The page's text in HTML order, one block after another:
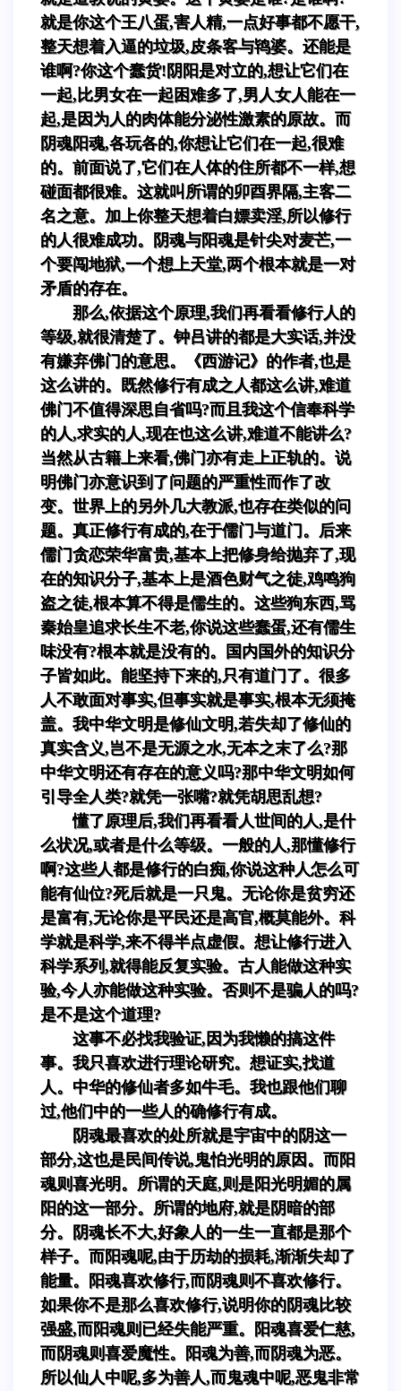
就是你这个王八蛋,害人精,一点好事都不愿干,
整天想着入逼的垃圾,皮条客与鸨婆。还能是
谁啊?你这个蠢货!阴阳是对立的,想让它们在
一起,比男女在一起困难多了,男人女人能在一
起,是因为人的肉体能分泌性激素的原故。而
阴魂阳魂,各玩各的,你想让它们在一起,很难
的。前面说了,它们在人体的住所都不一样,想
碰面都很难。这就叫所谓的卯酉界隔,主客二
名之意。加上你整天想着白嫖卖淫,所以修行
的人很难成功。阴魂与阳魂是针尖对麦芒,一
个要闯地狱,一个想上天堂,两个根本就是一对
矛盾的存在。
那么,依据这个原理,我们再看看修行人的
等级,就很清楚了。钟吕讲的都是大实话,并没
有嫌弃佛门的意思。《西游记》的作者,也是
这么讲的。既然修行有成之人都这么讲,难道
佛门不值得深思自省吗?而且我这个信奉科学
的人,求实的人,现在也这么讲,难道不能讲么?
当然从古籍上来看,佛门亦有走上正轨的。说
明佛门亦意识到了问题的严重性而作了改
变。世界上的另外几大教派,也存在类似的问
题。真正修行有成的,在于儒门与道门。后来
儒门贪恋荣华富贵,基本上把修身给抛弃了,现
在的知识分子,基本上是酒色财气之徒,鸡鸣狗
盗之徒,根本算不得是儒生的。这些狗东西,骂
秦始皇追求长生不老,你说这些蠢蛋,还有儒生
味没有?根本就是没有的。国内国外的知识分
子皆如此。能坚持下来的,只有道门了。很多
人不敢面对事实,但事实就是事实,根本无须掩
盖。我中华文明是修仙文明,若失却了修仙的
真实含义,岂不是无源之水,无本之末了么?那
中华文明还有存在的意义吗?那中华文明如何
引导全人类?就凭一张嘴?就凭胡思乱想?
懂了原理后,我们再看看人世间的人,是什
么状况,或者是什么等级。一般的人,那懂修行
啊?这些人都是修行的白痴,你说这种人怎么可
能有仙位?死后就是一只鬼。无论你是贫穷还
是富有,无论你是平民还是高官,概莫能外。科
学就是科学,来不得半点虚假。想让修行进入
科学系列,就得能反复实验。古人能做这种实
验,今人亦能做这种实验。否则不是骗人的吗?
是不是这个道理?
这事不必找我验证,因为我懒的搞这件
事。我只喜欢进行理论研究。想证实,找道
人。中华的修仙者多如牛毛。我也跟他们聊
过,他们中的一些人的确修行有成。
阴魂最喜欢的处所就是宇宙中的阴这一
部分,这也是民间传说,鬼怕光明的原因。而阳
魂则喜光明。所谓的天庭,则是阳光明媚的属
阳的这一部分。所谓的地府,就是阴暗的部
分。阴魂长不大,好象人的一生一直都是那个
样子。而阳魂呢,由于历劫的损耗,渐渐失却了
能量。阳魂喜欢修行,而阴魂则不喜欢修行。
如果你不是那么喜欢修行,说明你的阴魂比较
强盛,而阳魂则已经失能严重。阳魂喜爱仁慈,
而阴魂则喜爱魔性。阳魂为善,而阴魂为恶。
所以仙人中呢,多为善人,而鬼魂中呢,恶鬼非常